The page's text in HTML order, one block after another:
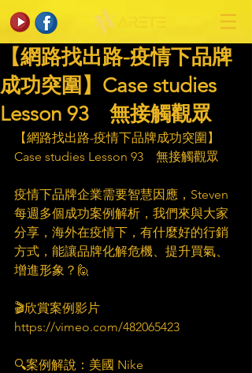
【網路找出路-疫情下品牌
成功突圍】Case studies
Lesson 93 無接觸觀眾​​
【網路找出路-疫情下品牌成功突圍】
Case studies Lesson 93　無接觸觀眾​
疫情下品牌企業需要智慧因應，Steven
每週多個成功案例解析，我們來與大家
分享，海外在疫情下，有什麼好的行銷
方式，能讓品牌化解危機、提升買氣、
增進形象？🙋​
🎬欣賞案例影片​
https://vimeo.com/482065423​
🔍案例解說：美國 Nike​